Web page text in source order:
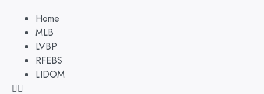
Home
MLB
LVBP
RFEBS
LIDOM